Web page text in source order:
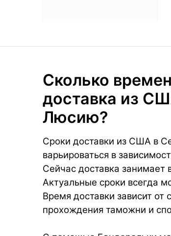
Сколько
доставка из
Люсию?
Сроки доставки из США в
варьироваться в
Сейчас доставка занимает
Актуальные сроки всегда
Время доставки зависит от
прохождения таможни и